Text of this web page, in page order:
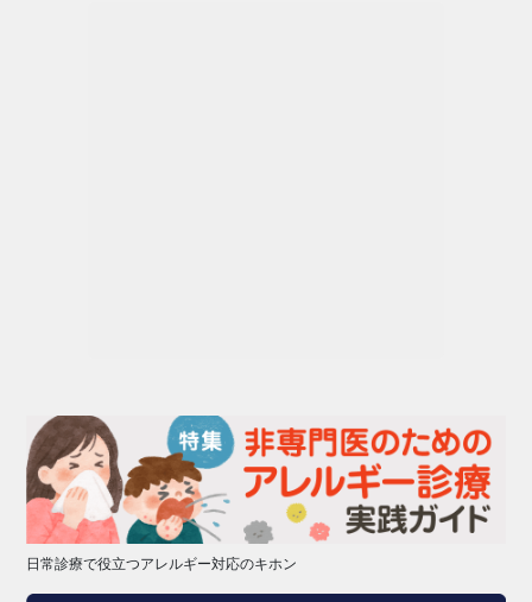
日常診療で役立つアレルギー対応のキホン